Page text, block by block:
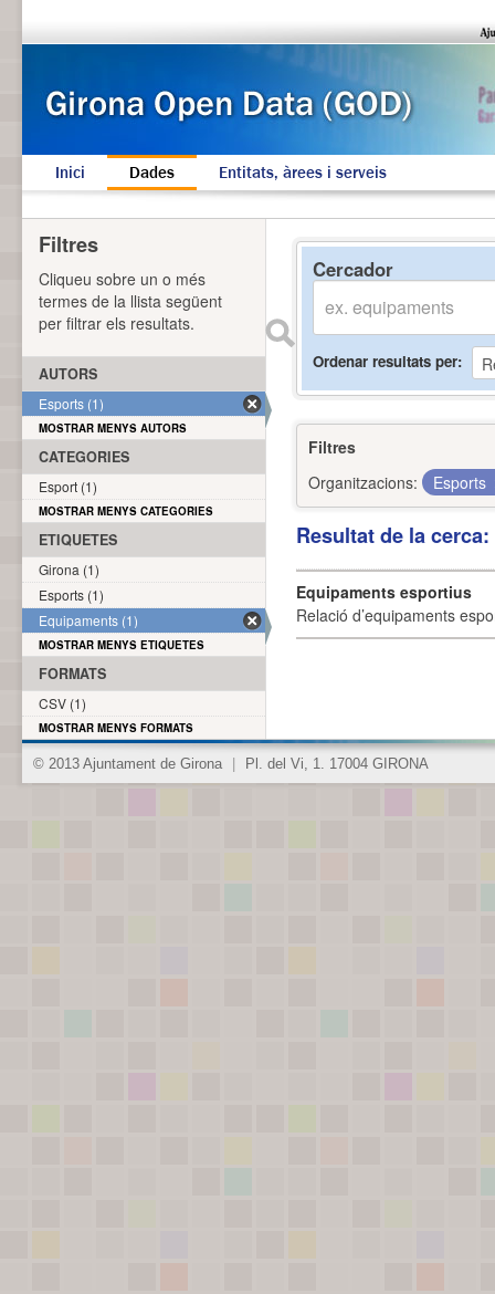
Inici Dades Entitats, àrees i serveis
Cercador
Ordenar resultats per
Filtres
Organitzacions:
Esports
Resultat de la
Equipaments esportius
Relació d’equipaments
Filtres
Cliqueu sobre un o més
termes de la llista següent
per filtrar els resultats.
AUTORS
Esports (1)
MOSTRAR MENYS AUTORS
CATEGORIES
Esport (1)
MOSTRAR MENYS CATEGORIES
ETIQUETES
Girona (1)
Esports (1)
Equipaments (1)
MOSTRAR MENYS ETIQUETES
FORMATS
CSV (1)
MOSTRAR MENYS FORMATS
© 2013 Ajuntament de Girona Pl. del Vi, 1. 17004 GIRONA